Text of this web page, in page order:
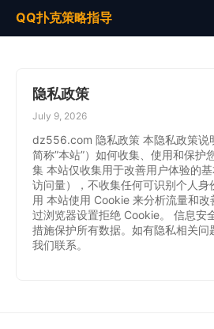
QQ扑克策略指导
隐私政策
July 9, 2026
dz556.com 隐私政策 本隐私政策
简称”本站”）如何收集、使用和保护
集 本站仅收集用于改善用户体验的
访问量），不收集任何可识别个人
用 本站使用 Cookie 来分析流量和改
过浏览器设置拒绝 Cookie。 信息安
措施保护所有数据。如有隐私相关问
我们联系。